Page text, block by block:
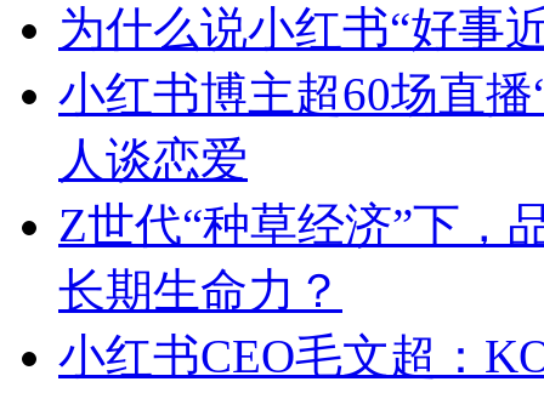
为什么说小红书“好事
小红书博主超60场直
人谈恋爱
Z世代“种草经济”下，
长期生命力？
小红书CEO毛文超：